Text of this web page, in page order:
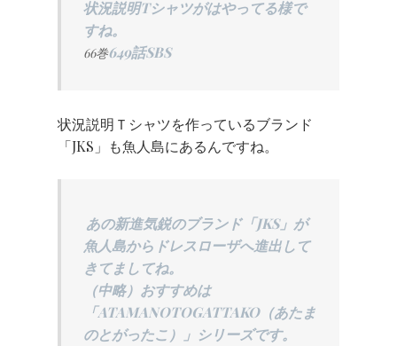
状況説明Tシャツがはやってる様で
すね。
66巻649話SBS
状況説明Ｔシャツを作っているブランド
「JKS」も魚人島にあるんですね。
あの新進気鋭のブランド「JKS」が
魚人島からドレスローザへ進出して
きてましてね。
（中略）おすすめは
「ATAMANOTOGATTAKO（あたま
のとがったこ）」シリーズです。